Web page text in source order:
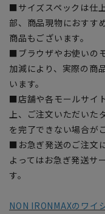
■サイズスペックは仕
部、商品現物におすす
商品もございます。
■ブラウザやお使いの
加減により、実際の商
います。
■店舗や各モールサイ
上、ご注文いただいた
を完了できない場合が
■お急ぎ発送のご注文
よってはお急ぎ発送サ
す。
NON IRONMAXのワイ